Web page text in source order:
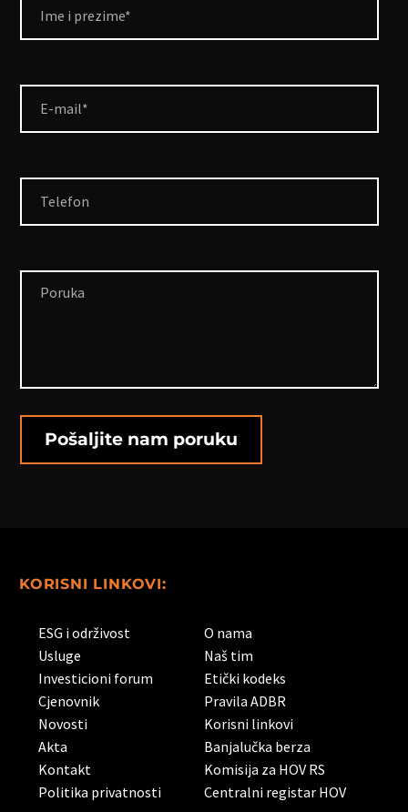
KORISNI LINKOVI:
ESG i održivost
Usluge
Investicioni forum
Cjenovnik
O nama
Naš tim
Etički kodeks
Pravila ADBR
Novosti
Akta
Kontakt
Politika privatnosti
Korisni linkovi
Banjalučka berza
Komisija za HOV RS
Centralni registar HOV